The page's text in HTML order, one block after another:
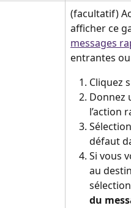
(facultatif)
afficher ce
messages
entrantes
Cliquez
Donnez
l’action
défaut
Si vous
au
du